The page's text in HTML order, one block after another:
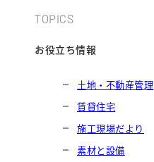
TOPICS
お役立ち情報
土地・不動産管理
賃貸住宅
施工現場だより
素材と設備